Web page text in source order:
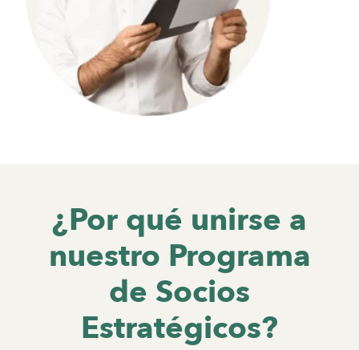
¿Por qué unirse a
nuestro Programa
de Socios
Estratégicos?